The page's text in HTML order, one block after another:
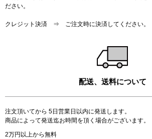
ださい。
クレジット決済 ⇒ ご注文時に決済してください。
配送、送料について
注文頂いてから 5日営業日以内に発送します。
商品によって発送迄お時間を頂く場合がございます。
2万円以上から無料